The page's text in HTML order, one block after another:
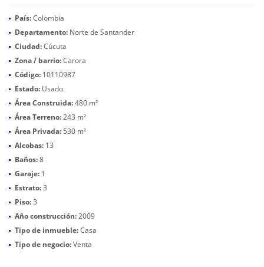
País:Colombia
Departamento: Norte de Santander
Ciudad:Cúcuta
Zona / barrio:Carora
Código: 10110987
Estado: Usado
Área Construida:480 m²
Área Terreno:243 m²
Área Privada: 530 m²
Alcobas: 13
Baños:8
Garaje: 1
Estrato:3
Piso:3
Año construcción:2009
Tipo de inmueble:Casa
Tipo de negocio:Venta